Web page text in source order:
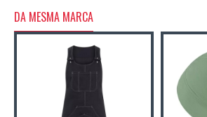
DA MESMA MARCA